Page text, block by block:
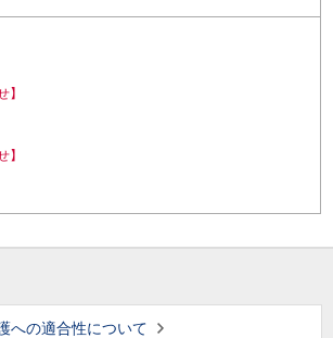
】
】
への適合性について